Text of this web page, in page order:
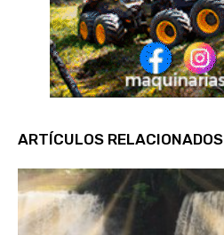
ARTÍCULOS RELACIONADOS